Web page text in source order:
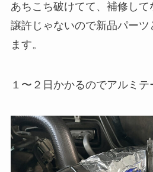
あちこち破けてて、補修し
譲許じゃないので新品パーツ
ます。
１〜２日かかるのでアルミテ